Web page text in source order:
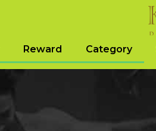
Reward Category